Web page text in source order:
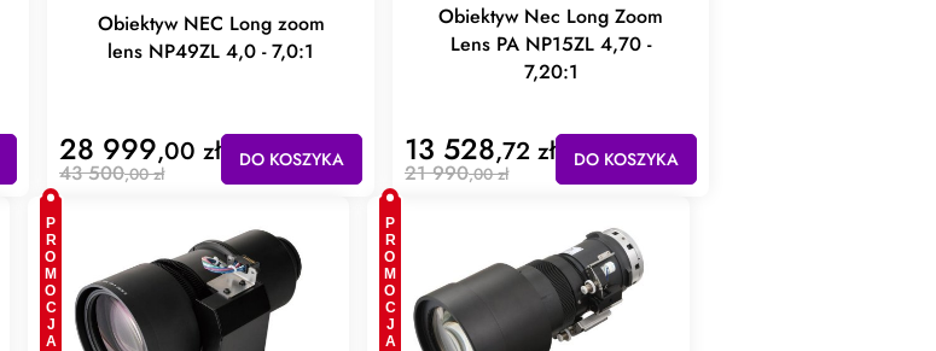
Obiektyw NEC Long zoom
lens NP49ZL 4,0 - 7,0:1
28 999,00 zł
43 500,00 zł
DO KOSZYKA
Obiektyw Nec Long Zoom
Lens PA NP15ZL 4,70 -
7,20:1
13 528,72 zł
21 990,00 zł
DO KOSZYKA
PROMOCJA PROMOCJA